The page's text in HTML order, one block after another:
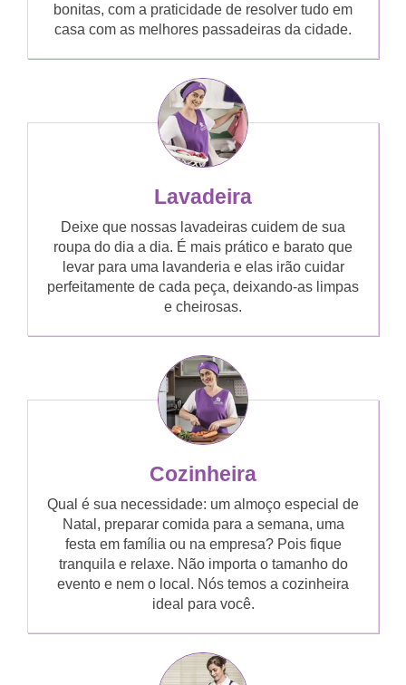
bonitas, com a praticidade de resolver tudo em
casa com as melhores passadeiras da cidade.
Lavadeira
Deixe que nossas lavadeiras cuidem de sua
roupa do dia a dia. É mais prático e barato que
levar para uma lavanderia e elas irão cuidar
perfeitamente de cada peça, deixando-as limpas
e cheirosas.
Cozinheira
Qual é sua necessidade: um almoço especial de
Natal, preparar comida para a semana, uma
festa em família ou na empresa? Pois fique
tranquila e relaxe. Não importa o tamanho do
evento e nem o local. Nós temos a cozinheira
ideal para você.